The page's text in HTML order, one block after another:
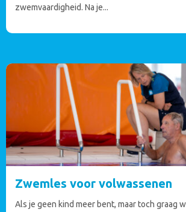
zwemvaardigheid. Na je...
Zwemles voor volwassenen
Als je geen kind meer bent, maar toch graag